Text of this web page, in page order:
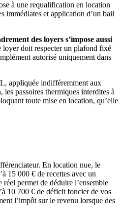
à une requalification en location
immédiates et application d’un bail
des loyers s’impose aussi
loyer doit respecter un plafond fixé
autorisé uniquement dans
appliquée indifféremment aux
passoires thermiques interdites à
toute mise en location, qu’elle
En location nue, le
15 000 € de recettes avec un
permet de déduire l’ensemble
10 700 € de déficit foncier de vos
l’impôt sur le revenu lorsque des